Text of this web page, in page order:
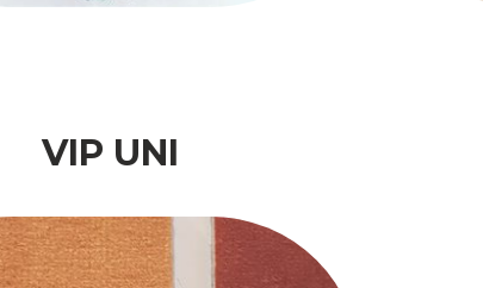
VIP UNI